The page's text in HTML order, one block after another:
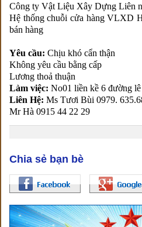
Công ty Vật Liệu Xây Dựng Liên
Hệ thống chuỗi cửa hàng VLXD
bán hàng
Yêu cầu: Chịu khó cẩn thận
Không yêu cầu bằng cấp
Lương thoả thuận
Làm việc: No01 liền kề 6 đường
Liên Hệ: Ms Tươi Bùi 0979.
Mr Hà 0915 44 22 29
Chia sẻ bạn bè